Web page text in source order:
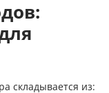
складывается из: